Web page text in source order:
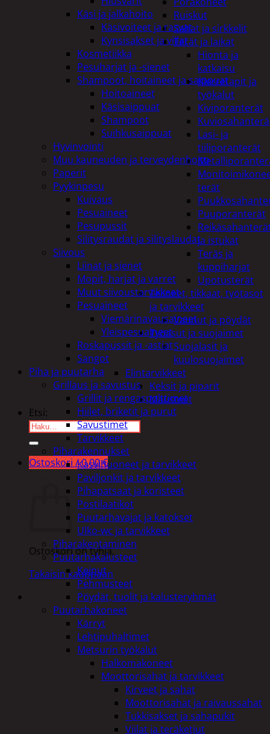
Ruiskut
Sahat ja sirkkelit
Terät ja laikat
Hionta ja
katkaisu
Kierretapit ja
työkalut
Kiviporanterät
Kuviosahanterä
Lasi- ja
tiiliporanterät
terät
Puuporanterät
ja istukat
Teräs ja
kuppiharjat
Upotusterät
Telineet, tikkaat, työtasot
ja tarvikkeet
Vaunut ja pöydät
Työasut ja suojaimet
Suojalasit ja
kuulosuojaimet
Elintarvikkeet
Keksit ja piparit
Mausteet
Etsi:
Ostoskori /0,00€
Ostoskori on tyhjä.
Takaisin kauppaan
Käsi ja jalkahoito
Käsivoiteet ja rasvat
Kynsisakset ja viilat
Kosmetiikka
Pesuharjat ja -sienet
Shampoot, hoitaineet ja saippuat
Hoitoaineet
Käsisaippuat
Shampoot
Suihkusaippuat
Hyvinvointi
Muu kauneuden ja terveydenhoito
Paperit
Pyykinpesu
Kuivaus
Pesuaineet
Pesupussit
Silitysraudat ja silityslaudat
Siivous
Liinat ja sienet
Mopit, harjat ja varret
Muut siivoustarvikkeet
Pesuaineet
Viemärinavausaineet
Yleispesuaineet
Roskapussit ja -astiat
Sangot
Piha ja puutarha
Grillaus ja savustus
Grillit ja rengaspolttimet
Hiilet, briketit ja purut
Savustimet
Tarvikkeet
Piharakennukset
Kasvihuoneet ja tarvikkeet
Paviljonkit ja tarvikkeet
Pihapatsaat ja koristeet
Postilaatikot
Puutarhavajat ja katokset
Ulko-wc ja tarvikkeet
Piharakentaminen
Puutarhakalusteet
Keinut
Pehmusteet
Pöydät, tuolit ja kalusteryhmät
Puutarhakoneet
Kärryt
Lehtipuhaltimet
Metsurin työkalut
Halkomakoneet
Moottorisahat ja tarvikkeet
Kirveet ja sahat
Moottorisahat ja raivaussahat
Tukkisakset ja sahapukit
Viilat ja teräketjut